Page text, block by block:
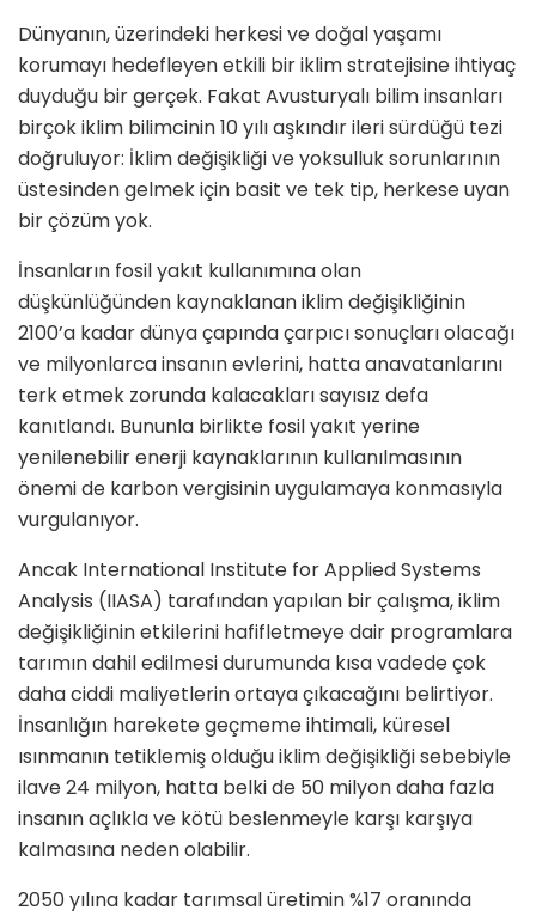
Dünyanın, üzerindeki herkesi ve doğal yaşamı
korumayı hedefleyen etkili bir iklim stratejisine ihtiyaç
duyduğu bir gerçek. Fakat Avusturyalı bilim insanları
birçok iklim bilimcinin 10 yılı aşkındır ileri sürdüğü tezi
doğruluyor: İklim değişikliği ve yoksulluk sorunlarının
üstesinden gelmek için basit ve tek tip, herkese uyan
bir çözüm yok.
İnsanların fosil yakıt kullanımına olan
düşkünlüğünden kaynaklanan iklim değişikliğinin
2100’a kadar dünya çapında çarpıcı sonuçları olacağı
ve milyonlarca insanın evlerini, hatta anavatanlarını
terk etmek zorunda kalacakları sayısız defa
kanıtlandı. Bununla birlikte fosil yakıt yerine
yenilenebilir enerji kaynaklarının kullanılmasının
önemi de karbon vergisinin uygulamaya konmasıyla
vurgulanıyor.
Ancak International Institute for Applied Systems
Analysis (IIASA) tarafından yapılan bir çalışma, iklim
değişikliğinin etkilerini hafifletmeye dair programlara
tarımın dahil edilmesi durumunda kısa vadede çok
daha ciddi maliyetlerin ortaya çıkacağını belirtiyor.
İnsanlığın harekete geçmeme ihtimali, küresel
ısınmanın tetiklemiş olduğu iklim değişikliği sebebiyle
ilave 24 milyon, hatta belki de 50 milyon daha fazla
insanın açlıkla ve kötü beslenmeyle karşı karşıya
kalmasına neden olabilir.
2050 yılına kadar tarımsal üretimin %17 oranında